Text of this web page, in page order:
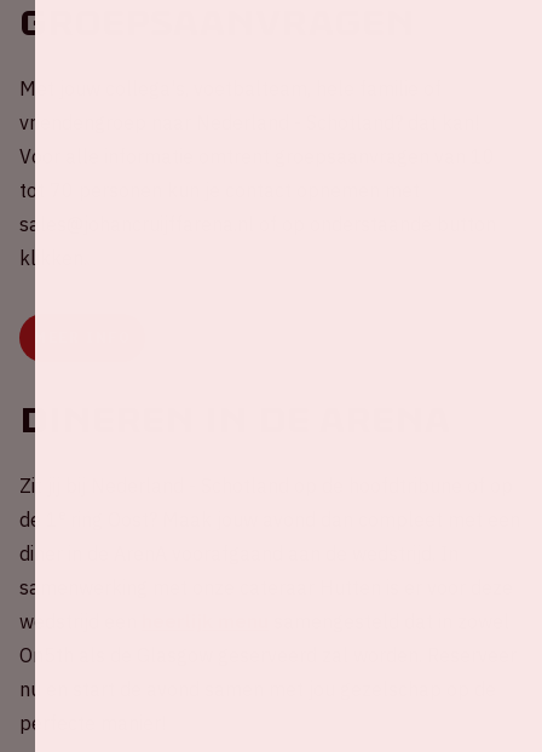
Groepsaanvragen
Met jouw collega's, voetbalteam, hele familie of
vriendengroep naar Nederland - Schotland? dat kan!
Voor alle informatie omtrent groepsaanvragen van 10
tot 70 personen kun je contact opnemen met
sales@johancruijffarena.nl of op onderstaande button
klikken.
Dineren in de ArenA
Zit jij bij Nederland - Schotland op de hoofdtribune of op
de 1
diner in de ArenA voorafgaand aan de wedstrijd. In
samenwerking met onze cateraar Hutten is er voor deze
wedstrijd een
On5th als de Glasgow geserveerd zal worden. Reserveer
nu en start de avond samen met jou gezelschap op de
perfecte manier!